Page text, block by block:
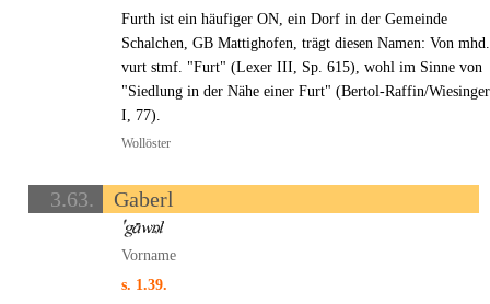
Furth ist ein häufiger ON, ein Dorf in der Gemeinde
Schalchen, GB Mattighofen, trägt diesen Namen: Von mhd.
vurt stmf. "Furt" (Lexer III, Sp. 615), wohl im Sinne von
"Siedlung in der Nähe einer Furt" (Bertol-Raffin/Wiesinger
I, 77).
Wollöster
3.63. Gaberl
Vorname
s. 1.39.